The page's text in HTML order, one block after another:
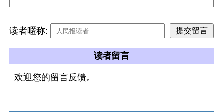
读者暱称:
读者留言
欢迎您的留言反馈。